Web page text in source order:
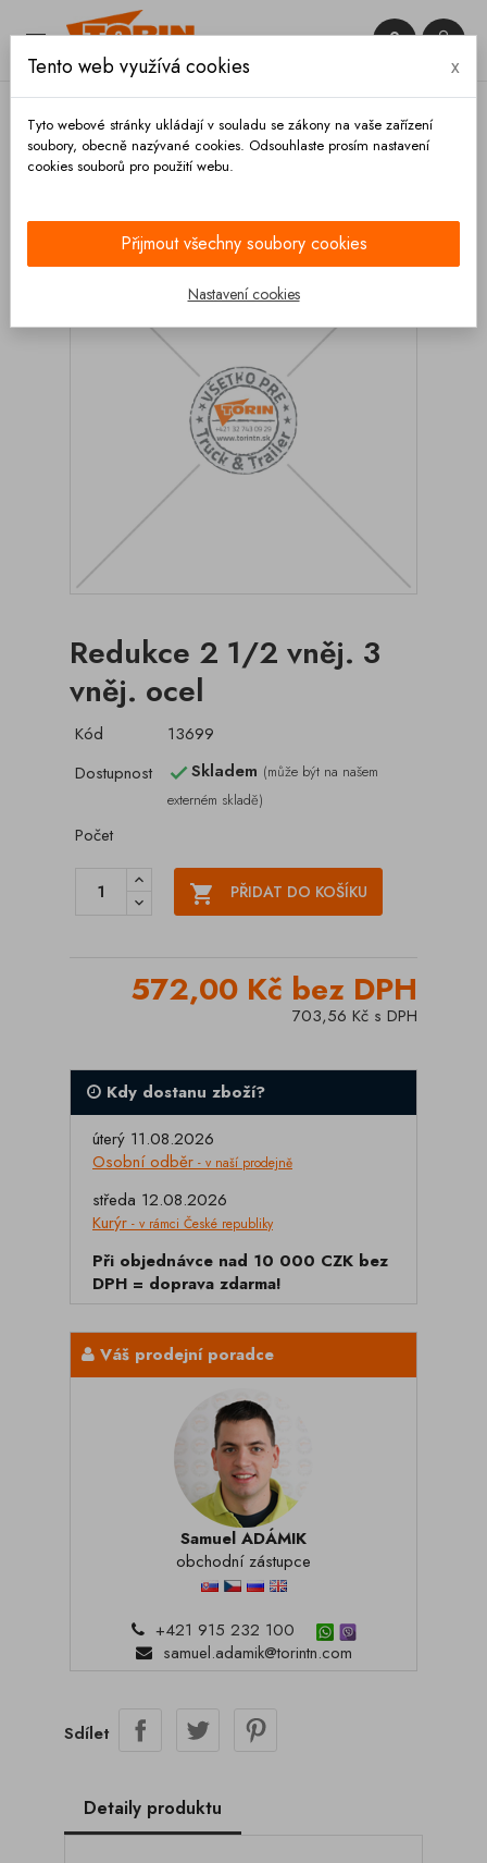
 

Redukce 2 1/2 vněj. 3
vněj. ocel
Kód
13699
Dostupnost
Skladem (může být na našem
externém skladě)
Počet
 PŘIDAT DO KOŠÍKU
572,00 Kč bez DPH
703,56 Kč s DPH
Kdy dostanu zboží?
úterý 11.08.2026
Osobní odběr - v naší prodejně
středa 12.08.2026
Kurýr - v rámci České republiky
Při objednávce nad 10 000 CZK bez
DPH = doprava zdarma!
Váš prodejní poradce
Samuel ADÁMIK
obchodní zástupce
+421 915 232 100
samuel.adamik@torintn.com
Sdílet
Detaily produktu
Tento web využívá cookies x
Tyto webové stránky ukládají v souladu se zákony na vaše zařízení
soubory, obecně nazývané cookies. Odsouhlaste prosím nastavení
cookies souborů pro použití webu.
Přijmout všechny soubory cookies
Nastavení cookies